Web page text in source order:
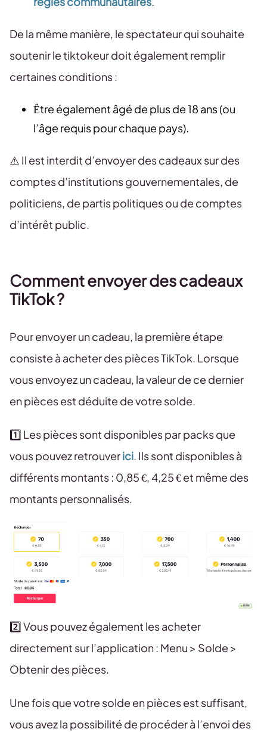
De la même manière, le spectateur qui souhaite
soutenir le tiktokeur doit également remplir
certaines conditions :
Être également âgé de plus de 18 ans (ou
l’âge requis pour chaque pays).
⚠️ Il est interdit d’envoyer des cadeaux sur des
comptes d’institutions gouvernementales, de
politiciens, de partis politiques ou de comptes
d’intérêt public.
Comment envoyer des cadeaux
TikTok ?
Pour envoyer un cadeau, la première étape
consiste à acheter des pièces TikTok. Lorsque
vous envoyez un cadeau, la valeur de ce dernier
en pièces est déduite de votre solde.
1️⃣ Les pièces sont disponibles par packs que
vous pouvez retrouverici. Ils sont disponibles à
différents montants : 0,85 €, 4,25 € et même des
montants personnalisés.
2️⃣ Vous pouvez également les acheter
directement sur l’application : Menu > Solde >
Obtenir des pièces.
Une fois que votre solde en pièces est suffisant,
vous avez la possibilité de procéder à l’envoi des